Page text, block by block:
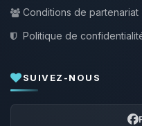
Conditions de partenariat
Politique de
SUIVEZ-NOUS